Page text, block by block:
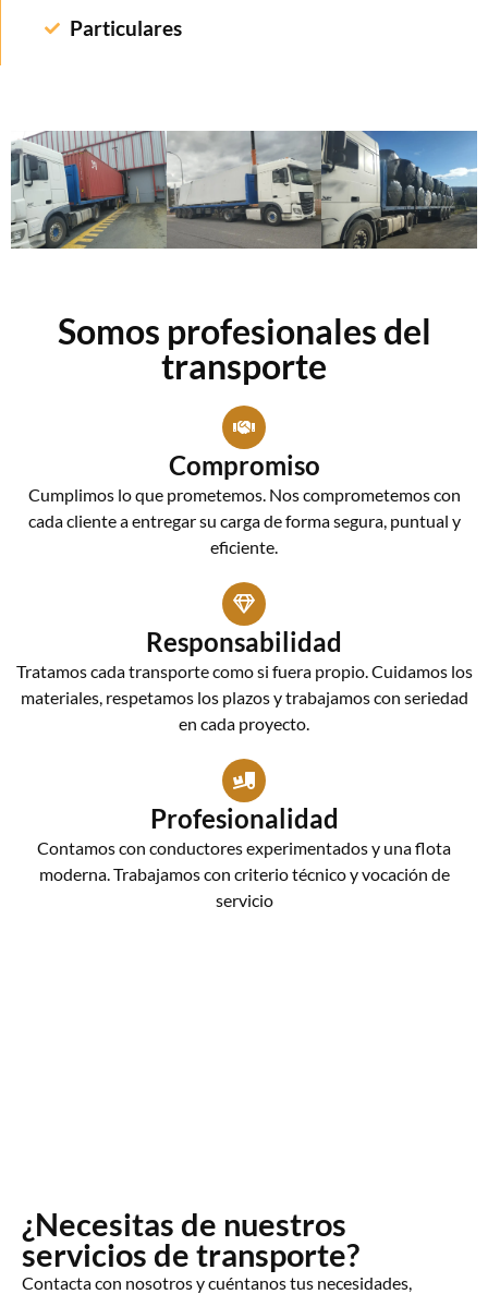
Particulares
Somos profesionales del
transporte
Compromiso
Cumplimos lo que prometemos. Nos comprometemos con
cada cliente a entregar su carga de forma segura, puntual y
eficiente.
Responsabilidad
Tratamos cada transporte como si fuera propio. Cuidamos los
materiales, respetamos los plazos y trabajamos con seriedad
en cada proyecto.
Profesionalidad
Contamos con conductores experimentados y una flota
moderna. Trabajamos con criterio técnico y vocación de
servicio
¿Necesitas de nuestros
servicios de transporte?
Contacta con nosotros y cuéntanos tus necesidades,